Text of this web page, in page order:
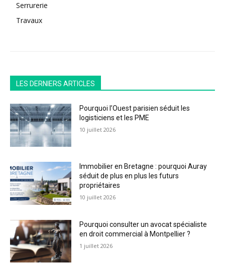
Serrurerie
Travaux
LES DERNIERS ARTICLES
Pourquoi l’Ouest parisien séduit les
logisticiens et les PME
10 juillet 2026
Immobilier en Bretagne : pourquoi Auray
séduit de plus en plus les futurs
propriétaires
10 juillet 2026
Pourquoi consulter un avocat spécialiste
en droit commercial à Montpellier ?
1 juillet 2026